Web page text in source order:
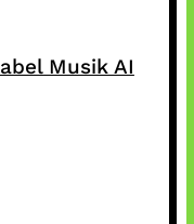
Musik AI